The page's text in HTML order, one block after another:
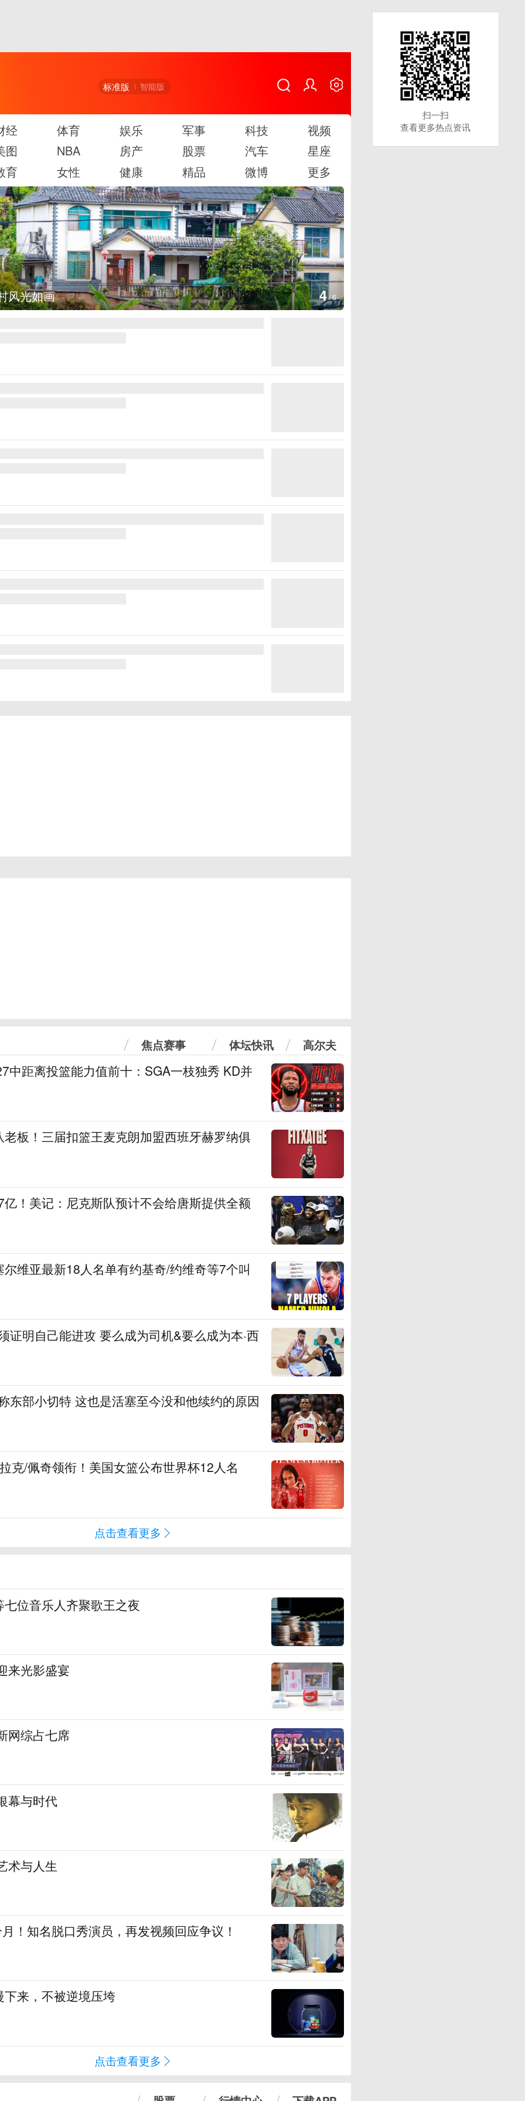
标准版 智能版
经 体育 娱乐 军事 科技
视频
图
NBA 房产 股票 汽车
星座
育
女性 健康 精品 微博 更多
风光如画 4/6
焦点赛事 体坛快讯 高尔夫
中距离投篮能力值前十：SGA一枝独秀 KD并
板！三届扣篮王麦克朗加盟西班牙赫罗纳俱
！美记：尼克斯队预计不会给唐斯提供全额
维亚最新18人名单有约基奇/约维奇等7个叫
证明自己能进攻 要么成为司机&要么成为本·西
东部小切特 这也是活塞至今没和他续约的原因
克/佩奇领衔！美国女篮公布世界杯12人名
点击查看更多
位音乐人齐聚歌王之夜
来光影盛宴
网综占七席
幕与时代
术与人生
！知名脱口秀演员，再发视频回应争议！
来，不被逆境压垮
点击查看更多
扫一扫
查看更多热点资讯
扫一扫
查看更多热点资讯